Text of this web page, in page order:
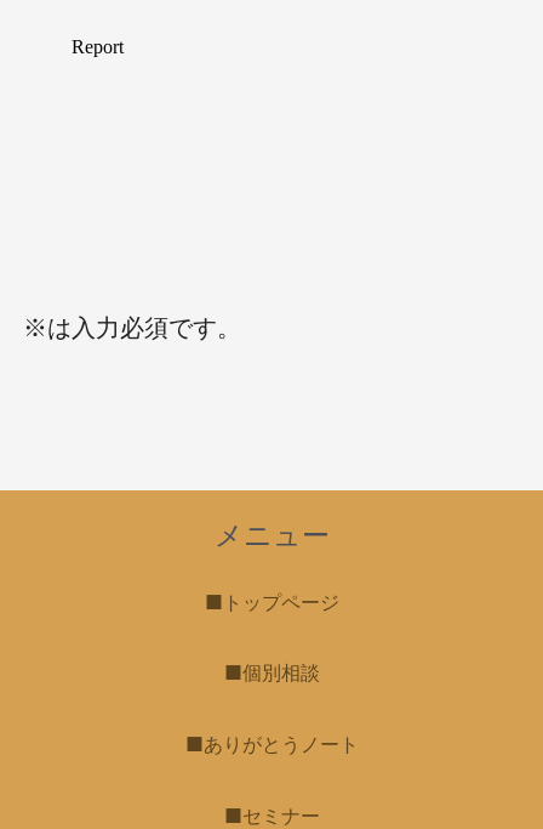
※は入力必須です。
メニュー
■トップページ
■個別相談
■ありがとうノート
■セミナー